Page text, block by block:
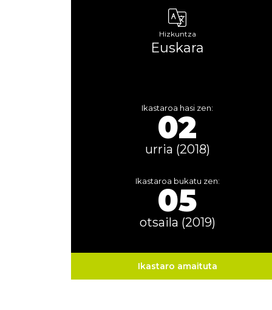
Hizkuntza
Euskara
Ikastaroa hasi zen:
02
urria (2018)
Ikastaroa bukatu zen:
05
otsaila (2019)
Ikastaro amaituta